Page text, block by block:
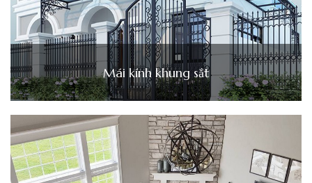
Mái kính khung sắt